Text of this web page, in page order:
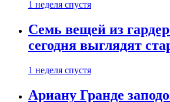
1 неделя спустя
Семь вещей из
сегодня выглядят
1 неделя спустя
Ариану Гранде